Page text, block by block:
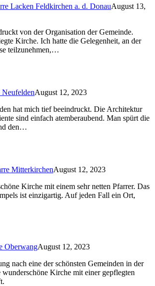
Lacken Feldkirchen a. d. DonauAugust 13,
von der Organisation der Gemeinde.
Kirche. Ich hatte die Gelegenheit, an der
teilzunehmen,…
NeufeldenAugust 12, 2023
hat mich tief beeindruckt. Die Architektur
sind einfach atemberaubend. Man spürt die
den…
MitterkirchenAugust 12, 2023
Kirche mit einem sehr netten Pfarrer. Das
ist einzigartig. Auf jeden Fall ein Ort,
OberwangAugust 12, 2023
nach eine der schönsten Gemeinden in der
wunderschöne Kirche mit einer gepflegten